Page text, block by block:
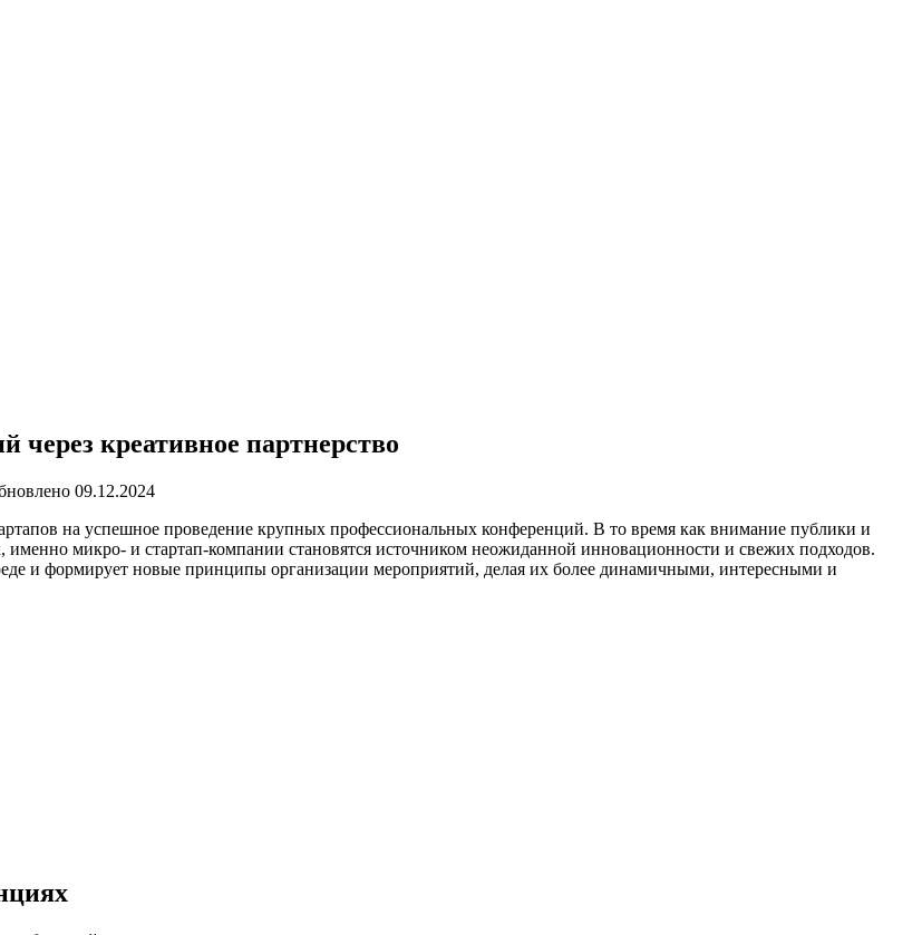
креативное партнерство
09.12.2024
на успешное проведение крупных профессиональных конференций. В то время как внимание публики и
микро- и стартап-компании становятся источником неожиданной инновационности и свежих подходов.
и формирует новые принципы организации мероприятий, делая их более динамичными, интересными и